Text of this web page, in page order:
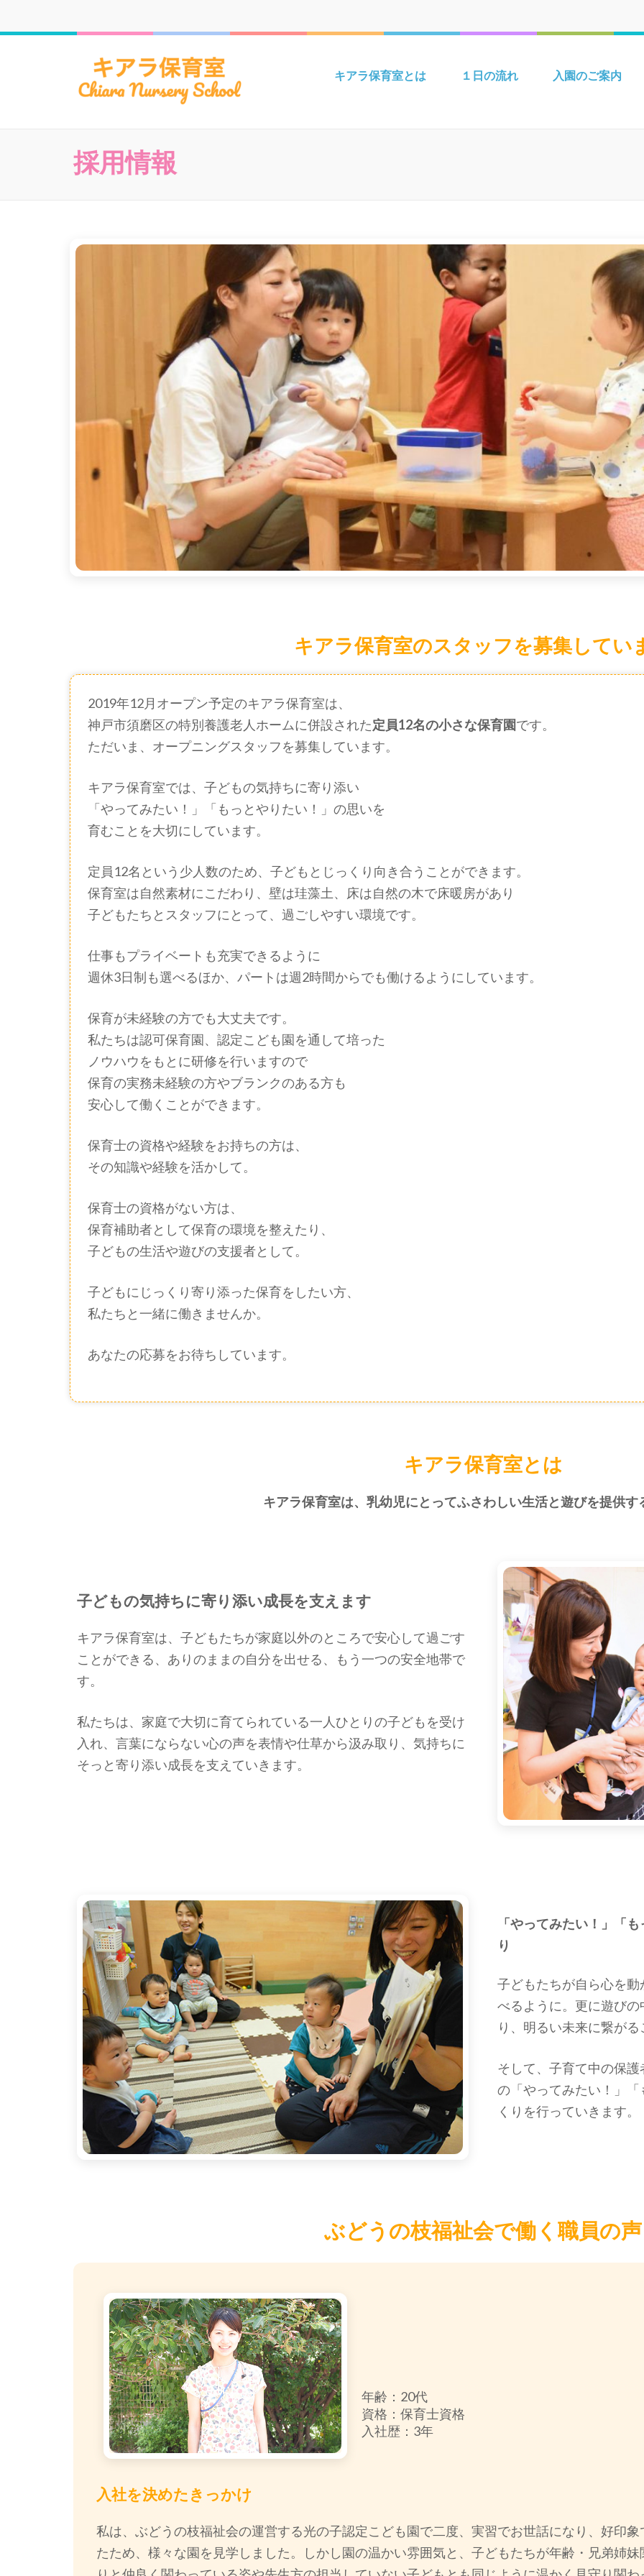
キアラ保育室 – 須磨区妙法寺の保
私立保育園連盟加盟）の2つの保育園（認定こども園）と須磨区妙法寺にある老人ホ
キアラ保育室とは １日の流れ 入園のご案内
採用情報
キアラ保育室のスタッフを募集してい
2019年12月オープン予定のキアラ保育室は、
神戸市須磨区の特別養護老人ホームに併設された定員12名の小さな保育園です。
ただいま、オープニングスタッフを募集しています。
キアラ保育室では、子どもの気持ちに寄り添い
「やってみたい！」「もっとやりたい！」の思いを
育むことを大切にしています。
定員12名という少人数のため、子どもとじっくり向き合うことができます。
保育室は自然素材にこだわり、壁は珪藻土、床は自然の木で床暖房があり
子どもたちとスタッフにとって、過ごしやすい環境です。
仕事もプライベートも充実できるように
週休3日制も選べるほか、パートは週2時間からでも働けるようにしています。
保育が未経験の方でも大丈夫です。
私たちは認可保育園、認定こども園を通して培った
ノウハウをもとに研修を行いますので
保育の実務未経験の方やブランクのある方も
安心して働くことができます。
保育士の資格や経験をお持ちの方は、
その知識や経験を活かして。
保育士の資格がない方は、
保育補助者として保育の環境を整えたり、
子どもの生活や遊びの支援者として。
子どもにじっくり寄り添った保育をしたい方、
私たちと一緒に働きませんか。
あなたの応募をお待ちしています。
キアラ保育室とは
キアラ保育室は、乳幼児にとってふさわしい生活と遊びを提供す
子どもの気持ちに寄り添い成長を支えます​
キアラ保育室は、子どもたちが家庭以外のところで安心して過ごす
ことができる、ありのままの自分を出せる、もう一つの安全地帯で
す。
私たちは、家庭で大切に育てられている一人ひとりの子どもを受け
入れ、言葉にならない心の声を表情や仕草から汲み取り、気持ちに
そっと寄り添い成長を支えていきます。
「やってみたい！」「
り​
子どもたちが自ら心を
べるように。更に遊び
り、明るい未来に繋が
そして、子育て中の保
の「やってみたい！」
くりを行っていきます。
ぶどうの枝福祉会で働く職員の声
年齢：20代
資格：保育士資格
入社歴：3年
入社を決めたきっかけ
私は、ぶどうの枝福祉会の運営する光の子認定こども園で二度、実習でお世話になり、好印
たため、様々な園を見学しました。しかし園の温かい雰囲気と、子どもたちが年齢・兄弟姉